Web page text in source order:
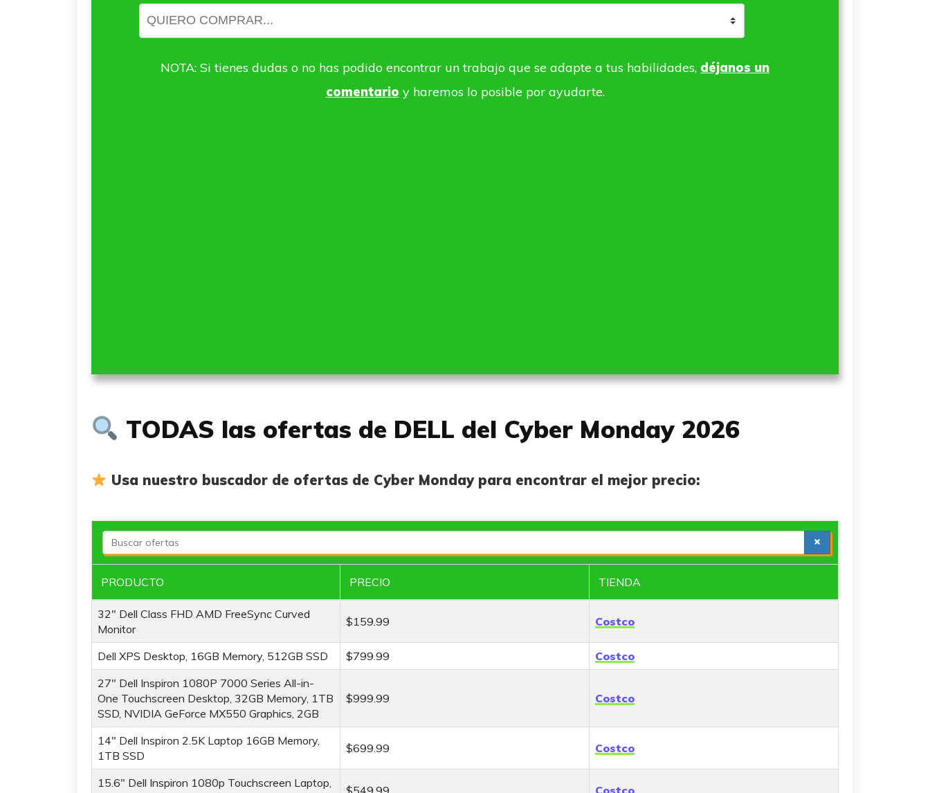
NOTA: Si tienes dudas o no has podido encontrar un trabajo que se adapte a tus habilidades, déjanos un
comentario y haremos lo posible por ayudarte.
TODAS las ofertas de DELL del Cyber Monday 2026
Usa nuestro buscador de ofertas de Cyber Monday para encontrar el mejor precio:
e
a
c
PRODUCTO PRECIO TIENDA
32" Dell Class FHD AMD FreeSync Curved
Monitor
$159.99 Costco
Dell XPS Desktop, 16GB Memory, 512GB SSD $799.99
Costco
27" Dell Inspiron 1080P 7000 Series All-in-
One Touchscreen Desktop, 32GB Memory, 1TB
SSD, NVIDIA GeForce MX550 Graphics, 2GB
$999.99 Costco
14" Dell Inspiron 2.5K Laptop 16GB Memory,
1TB SSD
$699.99 Costco
15.6" Dell Inspiron 1080p Touchscreen Laptop,
$549.99 Costco